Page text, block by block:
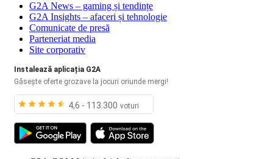
G2A News – gaming și tendințe
G2A Insights – afaceri și tehnologie
Comunicate de presă
Parteneriat media
Site corporativ
Instalează aplicația G2A
Găsește oferte grozave la jocuri oriunde mergi!
4,6 - 113.300 voturi